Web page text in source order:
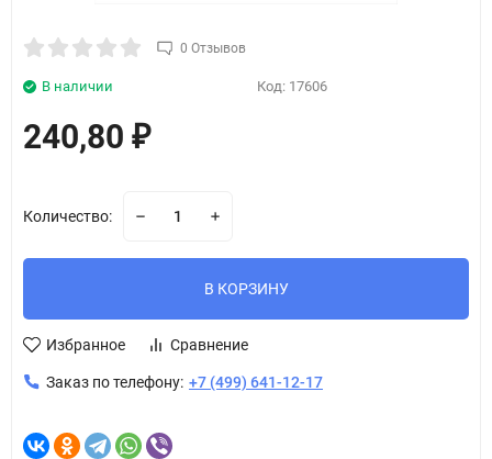
0 Отзывов
Код: 17606
В наличии
240,80 ₽
Количество:
В КОРЗИНУ
Избранное Сравнение
Заказ по телефону: +7 (499) 641-12-17